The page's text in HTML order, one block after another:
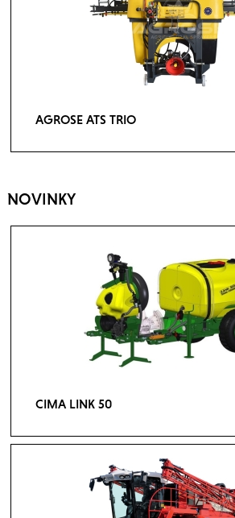
AGROSE ATS TRIO
NOVINKY
CIMA LINK 50